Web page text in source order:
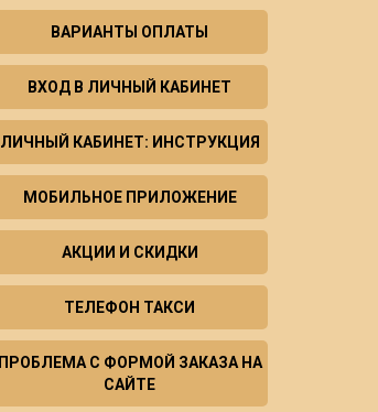
ВАРИАНТЫ ОПЛАТЫ
ВХОД В ЛИЧНЫЙ КАБИНЕТ
ЛИЧНЫЙ КАБИНЕТ: ИНСТРУКЦИЯ
МОБИЛЬНОЕ ПРИЛОЖЕНИЕ
АКЦИИ И СКИДКИ
ТЕЛЕФОН ТАКСИ
ПРОБЛЕМА С ФОРМОЙ ЗАКАЗА НА
САЙТЕ